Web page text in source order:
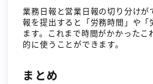
業務日報と営業日報の切り分け
報を提出すると「労務時間」や
ます。これまで時間がかかった
的に使うことができます。
まとめ